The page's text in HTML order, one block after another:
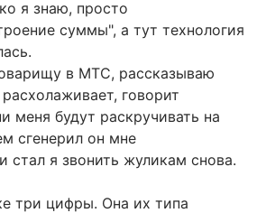
я знаю, просто
суммы", а тут технология
в МТС, рассказываю
говорит
меня будут раскручивать на
сгенерил он мне
стал я звонить жуликам снова.
три цифры. Она их типа